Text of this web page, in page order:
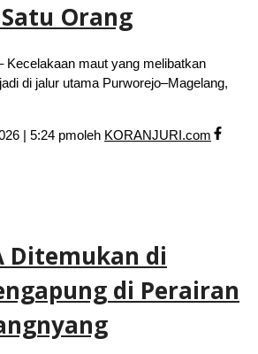
Orang
Kecelakaan maut yang melibatkan
di jalur utama Purworejo–Magelang,
| 5:24 pmoleh KORANJURI.com
Ditemukan di
di Perairan